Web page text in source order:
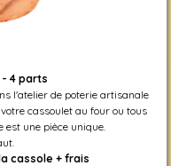
4 parts
l'atelier de poterie artisanale
cassoulet au four ou tous
une pièce unique.
cassole + frais